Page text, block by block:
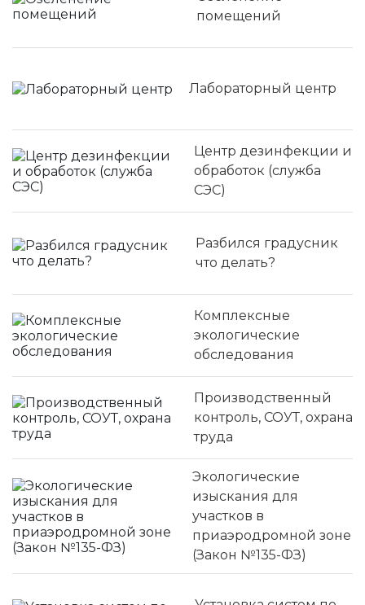
помещений
Лабораторный центр
Центр дезинфекции и
обработок (служба
СЭС)
Разбился градусник
что делать?
Комплексные
экологические
обследования
Производственный
контроль, СОУТ, охрана
труда
Экологические
изыскания для
участков в
приаэродромной зоне
(Закон №135-ФЗ)